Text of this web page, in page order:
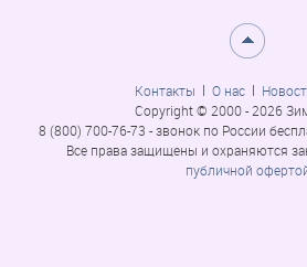
Контакты О нас
Copyright © 2000 - 2026
8 (800) 700-76-73 - звонок по России
Все права защищены и охраняются
публичной